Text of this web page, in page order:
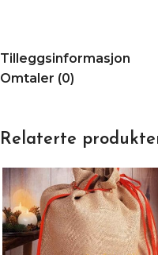
Tilleggsinformasjon
Omtaler (0)
Relaterte